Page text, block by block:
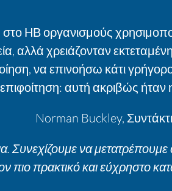
ΗΒ οργανισμούς
αλλά χρειάζονταν
να επινοήσω κάτι
αυτή ακριβώς
Norman Buckley,
να μετατρέπουμε
πιο πρακτικό και εύχρηστο